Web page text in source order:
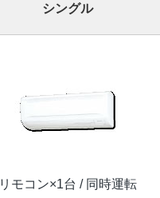
シングル
リモコン×1台 / 同時運転